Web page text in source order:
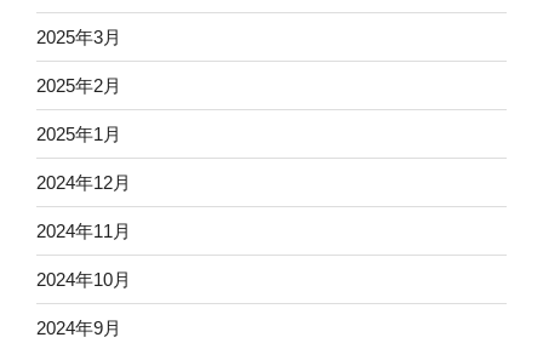
2025年3月
2025年2月
2025年1月
2024年12月
2024年11月
2024年10月
2024年9月